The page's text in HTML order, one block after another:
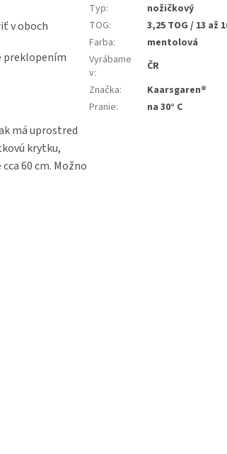
v oboch
preklopením
má uprostred
krytku,
60 cm. Možno
Typ:
nožičkový
TOG:
3,25 TOG / 13 až
Farba:
mentolová
Vyrábame
v:
ČR
Značka:
Kaarsgaren®
Pranie: na 30° C